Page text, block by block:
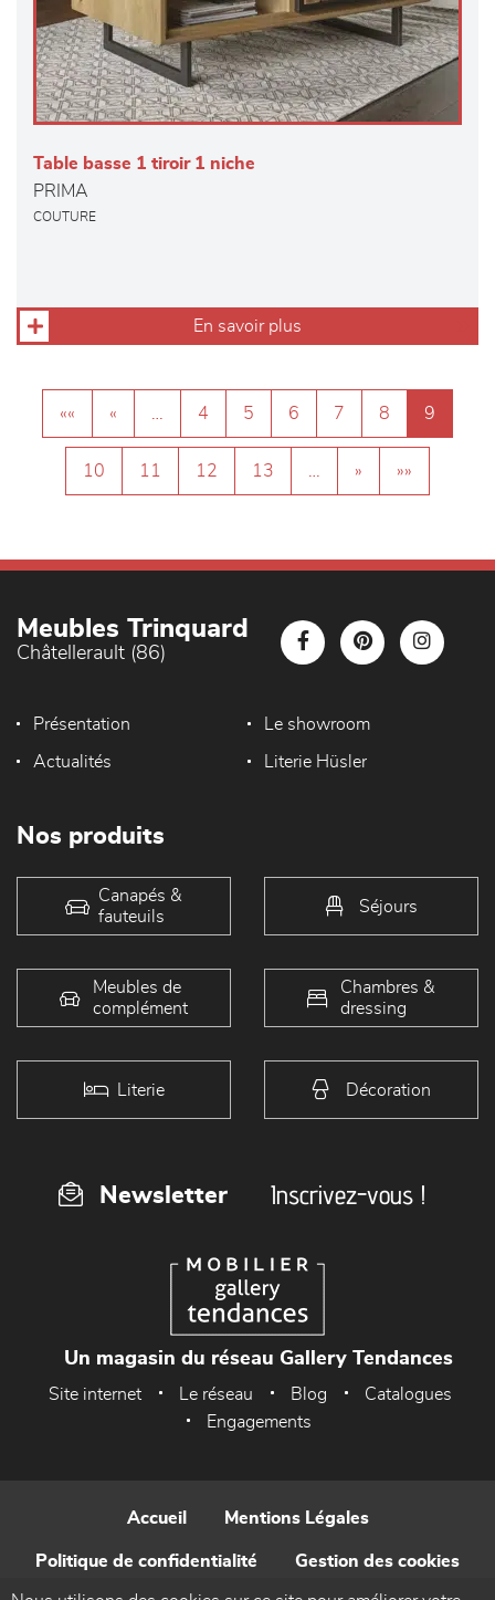
Table basse 1 tiroir 1 niche
PRIMA
COUTURE
En savoir plus
«« « 4 5 6 7 8 9
10 11 12 13 » »»
Meubles Trinquard
Châtellerault (86)
Présentation Le showroom
Actualités Literie Hüsler
Nos produits
Canapés &
fauteuils
Séjours
Meubles de
complément
Chambres &
dressing
Literie Décoration
Newsletter Inscrivez-vous !
Un magasin du réseau Gallery Tendances
Site internet Le réseau Blog
Catalogues
Engagements
Accueil Mentions Légales
Politique de confidentialité Gestion des cookies